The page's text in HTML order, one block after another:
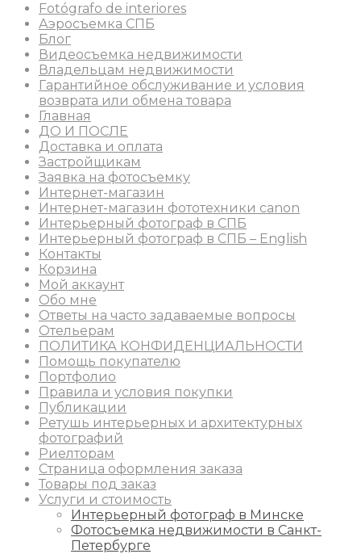
Fotógrafo de interiores
Аэросъемка СПБ
Блог
Видеосъемка недвижимости
Владельцам недвижимости
Гарантийное обслуживание и условия
возврата или обмена товара
Главная
ДО И ПОСЛЕ
Доставка и оплата
Застройщикам
Заявка на фотосъемку
Интернет-магазин
Интернет-магазин фототехники canon
Интерьерный фотограф в СПБ
Интерьерный фотограф в СПБ – English
Контакты
Корзина
Мой аккаунт
Обо мне
Ответы на часто задаваемые вопросы
Отельерам
ПОЛИТИКА КОНФИДЕНЦИАЛЬНОСТИ
Помощь покупателю
Портфолио
Правила и условия покупки
Публикации
Ретушь интерьерных и архитектурных
фотографий
Риелторам
Страница оформления заказа
Товары под заказ
Услуги и стоимость
Интерьерный фотограф в Минске
Фотосъемка недвижимости в Санкт-
Петербурге